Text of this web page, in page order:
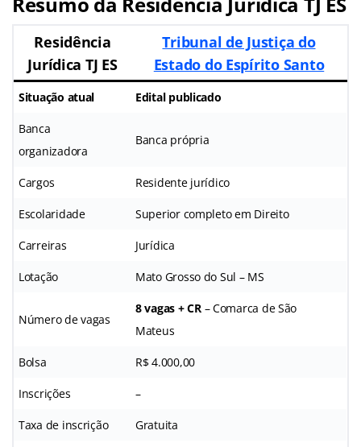
Residência
Jurídica TJ ES
Tribunal de Justiça do
Estado do Espírito Santo
Situação atual Edital publicado
Banca
organizadora
Banca própria
Cargos Residente jurídico
Escolaridade Superior completo em Direito
Carreiras Jurídica
Lotação Mato Grosso do Sul – MS
Número de vagas
8 vagas + CR – Comarca de São
Mateus
Bolsa R$ 4.000,00
Inscrições –
Taxa de inscrição Gratuita